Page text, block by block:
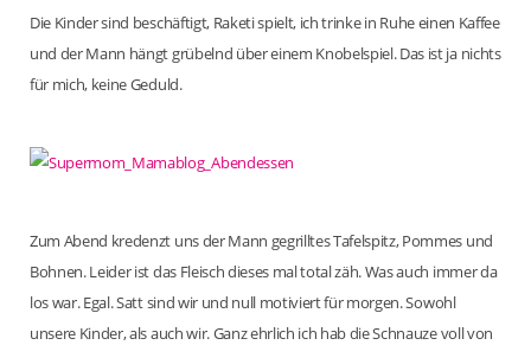
Die Kinder sind beschäftigt, Raketi spielt, ich trinke in Ruhe einen Kaffee
und der Mann hängt grübelnd über einem Knobelspiel. Das ist ja nichts
für mich, keine Geduld.
Zum Abend kredenzt uns der Mann gegrilltes Tafelspitz, Pommes und
Bohnen. Leider ist das Fleisch dieses mal total zäh. Was auch immer da
los war. Egal. Satt sind wir und null motiviert für morgen. Sowohl
unsere Kinder, als auch wir. Ganz ehrlich ich hab die Schnauze voll von